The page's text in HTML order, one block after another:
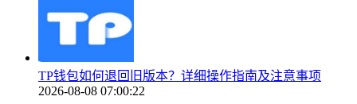
TP钱包如何退回旧版本？详细操作指南及注意事项
2026-08-08 07:00:22